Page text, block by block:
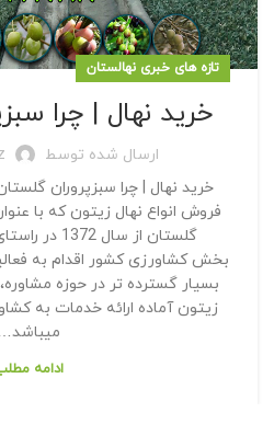
تازه های خبری نهالستان
خرید نهال | چرا
ارسال شده توسط
خرید نهال | چرا سبزپروران
فروش انواع نهال زیتون که با
گلستان از
بخش کشاورزی کشور اقدام به
بسیار گسترده تر در حوزه
زیتون آماده ارائه خدمات به
میباشد…
ادامه